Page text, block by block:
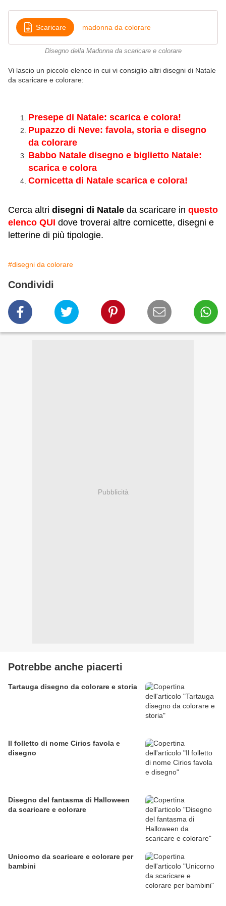
Scaricare madonna da colorare
Disegno della Madonna da scaricare e colorare
Vi lascio un piccolo elenco in cui vi consiglio altri disegni di Natale
da scaricare e colorare:
Presepe di Natale: scarica e colora!
Pupazzo di Neve: favola, storia e disegno
da colorare
Babbo Natale disegno e biglietto Natale:
scarica e colora
Cornicetta di Natale scarica e colora!
Cerca altri disegni di Natale da scaricare in questo
elenco QUI dove troverai altre cornicette, disegni e
letterine di più tipologie.
#disegni da colorare
Condividi
Pubblicità
Potrebbe anche piacerti
Tartauga disegno da colorare e storia
Il folletto di nome Cirios favola e
disegno
Disegno del fantasma di Halloween
da scaricare e colorare
Unicorno da scaricare e colorare per
bambini